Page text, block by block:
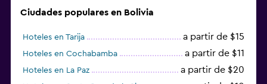
Ciudades populares en Bolivia
Hoteles en Tarija a partir de $15
Hoteles en Cochabamba a partir de $11
Hoteles en La Paz a partir de $20